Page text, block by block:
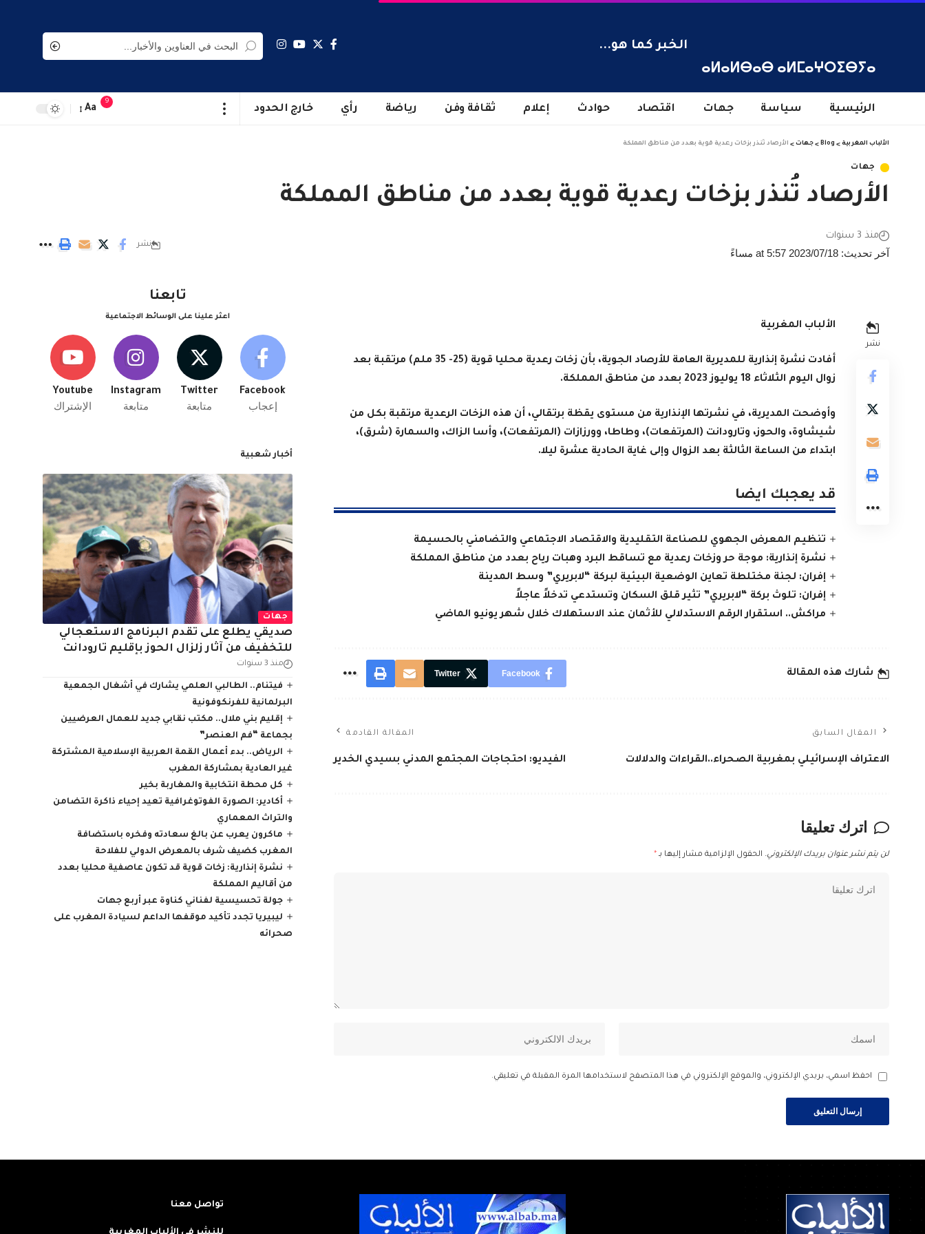
ⴰⵍⴰⵍⴱⴰⴱ ⴰⵍⵎⴰⵖⵔⵉⴱⵢⴰ
الخبر كما هو...
الرئيسية سياسة جهات اقتصاد حوادث إعلام ثقافة وفن رياضة رأي خارج الحدود
9
Aa
الألباب المغربية >
Blog
> جهات > الأرصاد تُنذر بزخات رعدية قوية بعدد من مناطق المملكة
جهات
الأرصاد تُنذر بزخات رعدية قوية بعدد من مناطق المملكة
آخر تحديث: 2023/07/18 at 5:57 مساءً
منذ 3 سنوات
نشر
نشر
الألباب المغربية
أفادت نشرة إنذارية للمديرية العامة للأرصاد الجوية، بأن زخات رعدية محليا قوية (25- 35 ملم) مرتقبة بعد
زوال اليوم الثلاثاء 18 يوليوز 2023 بعدد من مناطق المملكة
.
وأوضحت المديرية، في نشرتها الإنذارية من مستوى يقظة برتقالي، أن هذه الزخات الرعدية مرتقبة بكل من
شيشاوة، والحوز، وتارودانت (المرتفعات)، وطاطا، وورزازات (المرتفعات)، وأسا الزاك، والسمارة (شرق)،
ابتداء من الساعة الثالثة بعد الزوال وإلى غاية الحادية عشرة ليلا.
قد يعجبك ايضا
تنظيم المعرض الجهوي للصناعة التقليدية والاقتصاد الاجتماعي والتضامني بالحسيمة
نشرة إنذارية: موجة حر وزخات رعدية مع تساقط البرد وهبات رياح بعدد من مناطق المملكة
إفران: لجنة مختلطة تعاين الوضعية البيئية لبركة “لابريري” وسط المدينة
إفران: تلوث بركة “لابريري” تثير قلق السكان وتستدعي تدخلاً عاجلاً
مراكش.. استقرار الرقم الاستدلالي للأثمان عند الاستهلاك خلال شهر يونيو الماضي
شارك هذه المقالة Facebook
Twitter
المقال السابق
الاعتراف الإسرائيلي بمغربية الصحراء..القراءات والدلالات
المقالة القادمة
الفيديو: احتجاجات المجتمع المدني بسيدي الخدير
اترك تعليقا
لن يتم نشر عنوان بريدك الإلكتروني. الحقول الإلزامية مشار إليها بـ *
احفظ اسمي، بريدي الإلكتروني، والموقع الإلكتروني في هذا المتصفح لاستخدامها المرة المقبلة في تعليقي.
تابعنا
اعثر علينا على الوسائط الاجتماعية
Facebook
إعجاب
Twitter
متابعة
Instagram
متابعة
Youtube
الإشتراك
أخبار شعبية
جهات
صديقي يطلع على تقدم البرنامج الاستعجالي
للتخفيف من آثار زلزال الحوز بإقليم تارودانت
منذ 3 سنوات
فيتنام.. الطالبي العلمي يشارك في أشغال الجمعية
البرلمانية للفرنكوفونية
إقليم بني ملال.. مكتب نقابي جديد للعمال العرضيين
بجماعة “فم العنصر”
الرياض.. بدء أعمال القمة العربية الإسلامية المشتركة
غير العادية بمشاركة المغرب
كل محطة انتخابية والمغاربة بخير
أكادير: الصورة الفوتوغرافية تعيد إحياء ذاكرة التضامن
والتراث المعماري
ماكرون يعرب عن بالغ سعادته وفخره باستضافة
المغرب كضيف شرف بالمعرض الدولي للفلاحة
نشرة إنذارية: زخات قوية قد تكون عاصفية محليا بعدد
من أقاليم المملكة
جولة تحسيسية لفناني كناوة عبر أربع جهات
ليبيريا تجدد تأكيد موقفها الداعم لسيادة المغرب على
صحرائه
تواصل معنا